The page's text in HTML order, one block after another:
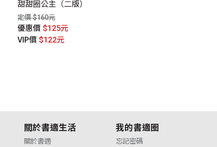
甜甜圈公主（二版）
定價 $160元
優惠價 $125元
VIP價 $122元
關於書適生活
關於書適
我的書適圈
忘記密碼